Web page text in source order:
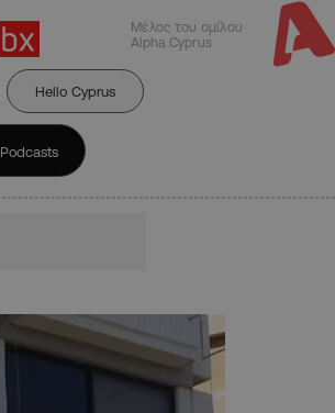
Μέλος του ομίλου
Alpha Cyprus
Hello Cyprus
Podcasts